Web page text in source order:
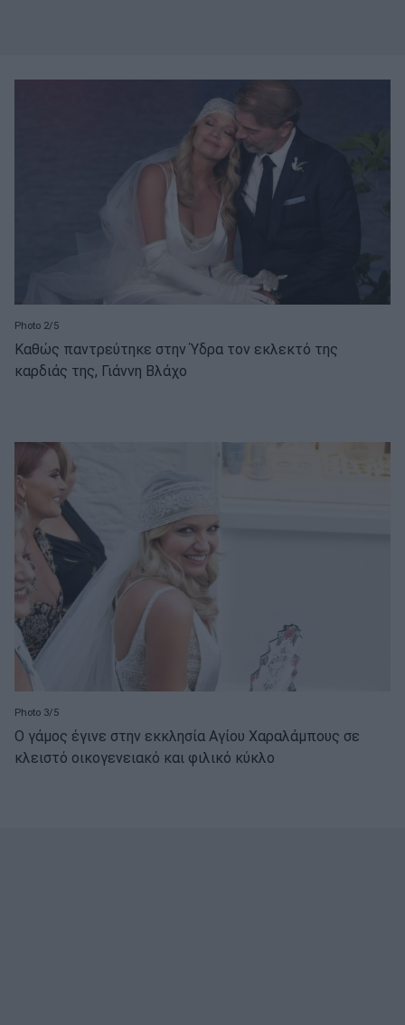
Photo 2/5
Καθώς παντρεύτηκε στην Ύδρα τον εκλεκτό της
καρδιάς της, Γιάννη Βλάχο
Photo 3/5
Ο γάμος έγινε στην εκκλησία Αγίου Χαραλάμπους σε
κλειστό οικογενειακό και φιλικό κύκλο